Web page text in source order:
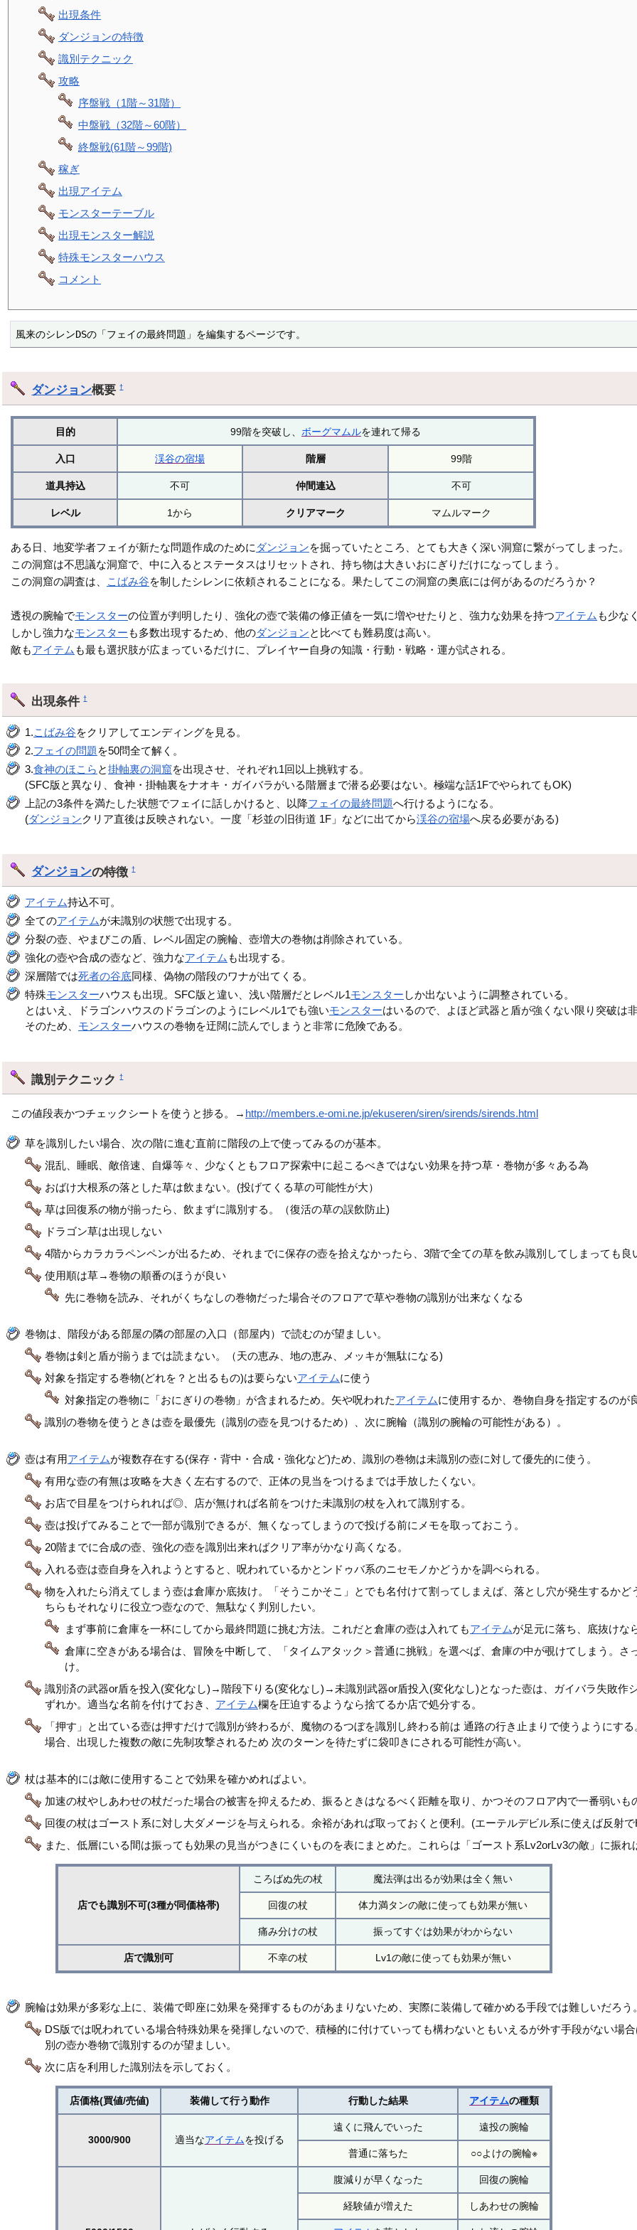
出現条件
ダンジョンの特徴
識別テクニック
攻略
序盤戦（1階～31階）
中盤戦（32階～60階）
終盤戦(61階～99階)
稼ぎ
出現アイテム
モンスターテーブル
出現モンスター解説
特殊モンスターハウス
コメント
風来のシレンDSの「フェイの最終問題」を編集するページです。
ダンジョン概要†
目的 99階を突破し、ボーグマムルを連れて帰る
入口 渓谷の宿場 階層 99階
道具持込 不可 仲間連込 不可
レベル 1から クリアマーク マムルマーク
ある日、地変学者フェイが新たな問題作成のために ダンジョンを掘っていたところ、とても大きく深い洞窟に繋がってしまった。
この洞窟は不思議な洞窟で、中に入るとステータスはリセットされ、持ち物は大きいおにぎりだけになってしまう。
この洞窟の調査は、
こばみ谷を制したシレンに依頼されることになる。果たしてこの洞窟の奥底には何があるのだろうか？
透視の腕輪でモンスターの位置が判明したり、強化の壺で装備の修正値を一気に増やせたりと、強力な効果を持つアイテム も少な
しかし強力なモンスターも多数出現するため、他のダンジョンと比べても難易度は高い。
敵もアイテム も最も選択肢が広まっているだけに、プレイヤー自身の知識・行動・戦略・運が試される。
出現条件†
1.こばみ谷をクリアしてエンディングを見る。
2.フェイの問題 を50問全て解く。
3.食神のほこら と掛軸裏の洞窟を出現させ、それぞれ1回以上挑戦する。
(SFC版と異なり、食神・掛軸裏をナオキ・ガイバラがいる階層まで潜る必要はない。極端な話1FでやられてもOK)
上記の3条件を満たした状態でフェイに話しかけると、以降フェイの最終問題へ行けるようになる。
(ダンジョンクリア直後は反映されない。一度「杉並の旧街道 1F」などに出てから渓谷の宿場へ戻る必要がある)
ダンジョンの特徴†
アイテム持込不可。
全てのアイテムが未識別の状態で出現する。
分裂の壺、やまびこの盾、レベル固定の腕輪、壺増大の巻物は削除されている。
強化の壺や合成の壺など、強力なアイテムも出現する。
深層階では死者の谷底同様、偽物の階段のワナが出てくる。
特殊モンスターハウスも出現。SFC版と違い、浅い階層だとレベル1モンスター しか出ないように調整されている。
とはいえ、ドラゴンハウスのドラゴンのようにレベル1でも強いモンスターはいるので、よほど武器と盾が強くない限り突破は
そのため、 モンスターハウスの巻物を迂闊に読んでしまうと非常に危険である。
識別テクニック†
この値段表かつチェックシートを使うと捗る。→ http://members.e-omi.ne.jp/ekuseren/siren/sirends/sirends.html
草を識別したい場合、次の階に進む直前に階段の上で使ってみるのが基本。
混乱、睡眠、敵倍速、自爆等々、少なくともフロア探索中に起こるべきではない効果を持つ草・巻物が多々ある為
おばけ大根系の落とした草は飲まない。(投げてくる草の可能性が大）
草は回復系の物が揃ったら、飲まずに識別する。（復活の草の誤飲防止)
ドラゴン草は出現しない
4階からカラカラペンペンが出るため、それまでに保存の壺を拾えなかったら、3階で全ての草を飲み識別してしまっても良
使用順は草→巻物の順番のほうが良い
先に巻物を読み、それがくちなしの巻物だった場合そのフロアで草や巻物の識別が出来なくなる
巻物は、階段がある部屋の隣の部屋の入口（部屋内）で読むのが望ましい。
巻物は剣と盾が揃うまでは読まない。（天の恵み、地の恵み、メッキが無駄になる)
対象を指定する巻物(どれを？と出るもの)は要らないアイテムに使う
対象指定の巻物に「おにぎりの巻物」が含まれるため。矢や呪われたアイテムに使用するか、巻物自身を指定するのが
識別の巻物を使うときは壺を最優先（識別の壺を見つけるため）、次に腕輪（識別の腕輪の可能性がある）。
壺は有用アイテムが複数存在する(保存・背中・合成・強化など)ため、識別の巻物は未識別の壺に対して優先的に使う。
有用な壺の有無は攻略を大きく左右するので、正体の見当をつけるまでは手放したくない。
お店で目星をつけられれば◎、店が無ければ名前をつけた未識別の杖を入れて識別する。
壺は投げてみることで一部が識別できるが、無くなってしまうので投げる前にメモを取っておこう。
20階までに合成の壺、強化の壺を識別出来ればクリア率がかなり高くなる。
入れる壺は壺自身を入れようとすると、呪われているかとンドゥバ系のニセモノかどうかを調べられる。
物を入れたら消えてしまう壺は倉庫か底抜け。「そうこかそこ」とでも名付けて割ってしまえば、落とし穴が発生するか
ちらもそれなりに役立つ壺なので、無駄なく判別したい。
まず事前に倉庫を一杯にしてから最終問題に挑む方法。これだと倉庫の壺は入れてもアイテムが足元に落ち、底抜けな
倉庫に空きがある場合は、冒険を中断して、「タイムアタック＞普通に挑戦」を選べば、倉庫の中が覗けてしまう。さ
け。
識別済の武器or盾を投入(変化なし)→階段下りる(変化なし)→未識別武器or盾投入(変化なし)となった壺は、ガイバラ失敗作
ずれか。適当な名前を付けておき、 アイテム欄を圧迫するようなら捨てるか店で処分する。
「押す」と出ている壺は押すだけで識別が終わるが、魔物のるつぼを識別し終わる前は 通路の行き止まりで使うようにす
場合、出現した複数の敵に先制攻撃されるため 次のターンを待たずに袋叩きにされる可能性が高い。
杖は基本的には敵に使用することで効果を確かめればよい。
加速の杖やしあわせの杖だった場合の被害を抑えるため、振るときはなるべく距離を取り、かつそのフロア内で一番弱いも
回復の杖はゴースト系に対し大ダメージを与えられる。余裕があれば取っておくと便利。(エーテルデビル系に使えば反射
また、低層にいる間は振っても効果の見当がつきにくいものを表にまとめた。これらは「ゴースト系Lv2orLv3の敵」に振れ
店でも識別不可(3種が同価格帯)
ころばぬ先の杖 魔法弾は出るが効果は全く無い
回復の杖 体力満タンの敵に使っても効果が無い
痛み分けの杖 振ってすぐは効果がわからない
店で識別可 不幸の杖 Lv1の敵に使っても効果が無い
腕輪は効果が多彩な上に、装備で即座に効果を発揮するものがあまりないため、実際に装備して確かめる手段では難しいだろう
DS版では呪われている場合特殊効果を発揮しないので、積極的に付けていっても構わないともいえるが外す手段がない場
別の壺か巻物で識別するのが望ましい。
次に店を利用した識別法を示しておく。
店価格(買値/売値) 装備して行う動作 行動した結果 アイテムの種類
3000/900 適当なアイテムを投げる
遠くに飛んでいった 遠投の腕輪
普通に落ちた ○○よけの腕輪※
腹減りが早くなった 回復の腕輪
経験値が増えた しあわせの腕輪